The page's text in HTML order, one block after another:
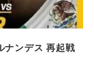
ナンデス 再起戦